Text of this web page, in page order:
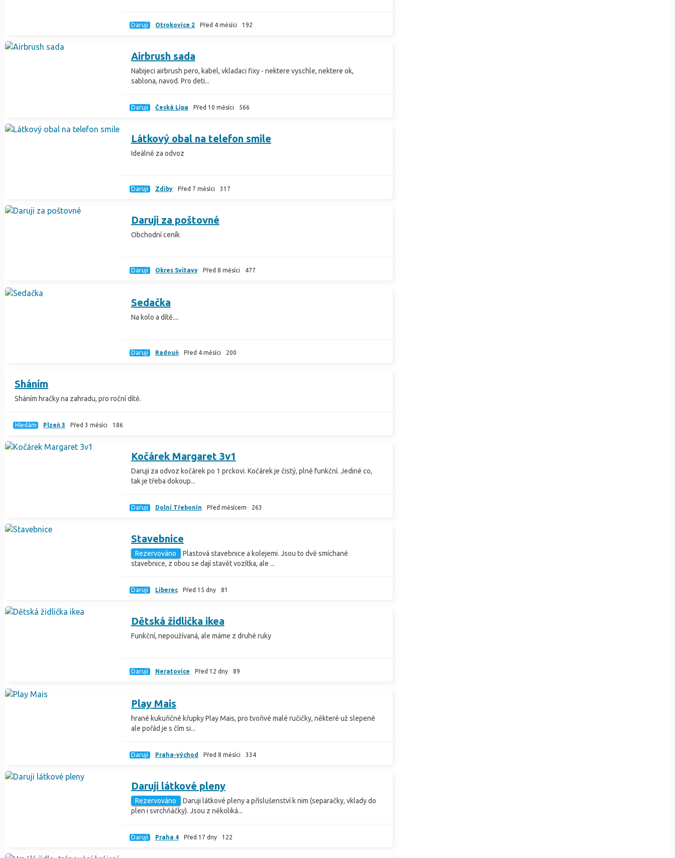
Daruji Otrokovice 2 Před 4 měsíci 192
Airbrush sada
Nabijeci airbrush pero, kabel, vkladaci fixy - nektere vyschle, nektere ok,
sablona, navod. Pro deti...
Daruji Česká Lípa Před 10 měsíci 566
Látkový obal na telefon smile
Ideálně za odvoz
Daruji Zdiby Před 7 měsíci 317
Daruji za poštovné
Obchodní ceník
Daruji Okres Svitavy Před 8 měsíci 477
Sedačka
Na kolo a dítě....
Daruji Radouň Před 4 měsíci 200
Sháním
Sháním hračky na zahradu, pro roční dítě.
Hledám Plzeň 3 Před 3 měsíci 186
Kočárek Margaret 3v1
Daruji za odvoz kočárek po 1 prckovi. Kočárek je čistý, plně funkční. Jediné co,
tak je třeba dokoup...
Daruji Dolní Třebonín Před měsícem 263
Stavebnice
Rezervováno
Plastová stavebnice a kolejemi. Jsou to dvě smíchané
stavebnice, z obou se dají stavět vozítka, ale ...
Daruji Liberec Před 15 dny 81
Dětská židlička ikea
Funkční, nepoužívaná, ale máme z druhé ruky
Daruji Neratovice Před 12 dny 89
Play Mais
hrané kukuřičné křupky Play Mais, pro tvořivé malé ručičky, některé už slepené
ale pořád je s čím si...
Daruji Praha-východ Před 8 měsíci 334
Daruji látkové pleny
Rezervováno
Daruji látkové pleny a příslušenství k nim (separačky, vklady do
plen i svrchňáčky). Jsou z několiká...
Daruji Praha 4 Před 17 dny 122